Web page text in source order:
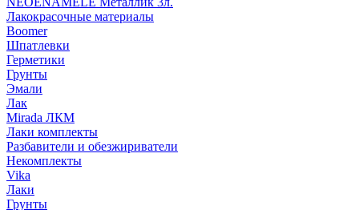
Лакокрасочные материалы
Boomer
Шпатлевки
Герметики
Грунты
Эмали
Лак
Mirada ЛКМ
Лаки комплекты
Разбавители и обезжириватели
Некомплекты
Vika
Лаки
Грунты